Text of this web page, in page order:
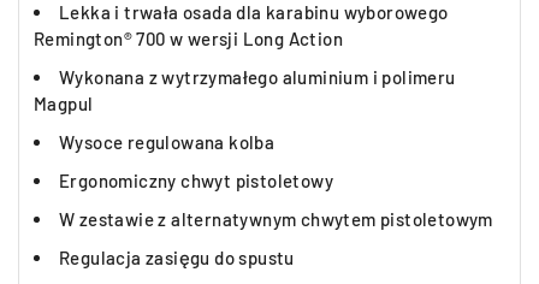
Lekka i trwała osada dla karabinu wyborowego
Remington® 700 w wersji Long Action
Wykonana z wytrzymałego aluminium i polimeru
Magpul
Wysoce regulowana kolba
Ergonomiczny chwyt pistoletowy
W zestawie z alternatywnym chwytem pistoletowym
Regulacja zasięgu do spustu